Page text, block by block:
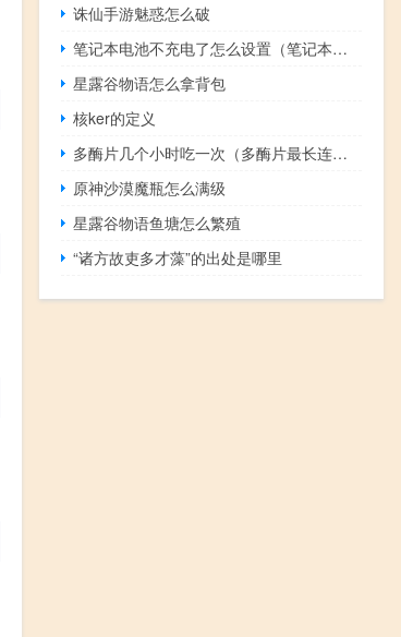
诛仙手游魅惑怎么破
笔记本电池不充电了怎么设置（笔记本电池不充电了）
星露谷物语怎么拿背包
核ker的定义
多酶片几个小时吃一次（多酶片最长连续吃几天）
原神沙漠魔瓶怎么满级
星露谷物语鱼塘怎么繁殖
“诸方故吏多才藻”的出处是哪里